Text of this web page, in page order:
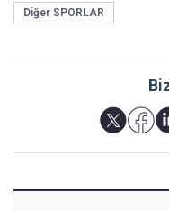
Diğer SPORLAR